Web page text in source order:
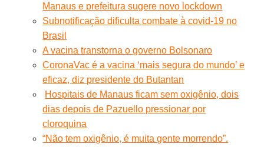
Manaus e prefeitura sugere novo lockdown
Subnotificação dificulta combate à covid-19 no
Brasil
A vacina transtorna o governo Bolsonaro
CoronaVac é a vacina ‘mais segura do mundo’ e
eficaz, diz presidente do Butantan
Hospitais de Manaus ficam sem oxigênio, dois
dias depois de Pazuello pressionar por
cloroquina
“Não tem oxigênio, é muita gente morrendo”.